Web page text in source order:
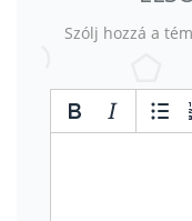
Szólj hozzá a